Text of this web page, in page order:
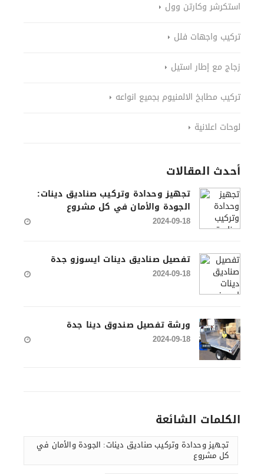
استكرشر وكارتن وول
تركيب واجهات فلل
زجاج مع إطار استيل
تركيب مطابخ الالمنيوم بجميع انواعه
لوحات اعلانية
أحدث المقالات
تجهيز وحدادة وتركيب صناديق دينات:
الجودة والأمان في كل مشروع
2024-09-18
تفصيل صناديق دينات ايسوزو جدة
2024-09-18
ورشة تفصيل صندوق دينا جدة
2024-09-18
الكلمات الشائعة
تجهيز وحدادة وتركيب صناديق دينات: الجودة والأمان في
كل مشروع